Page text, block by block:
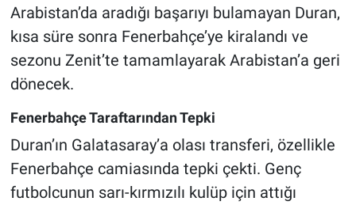
Arabistan’da aradığı başarıyı bulamayan Duran,
kısa süre sonra Fenerbahçe’ye kiralandı ve
sezonu Zenit’te tamamlayarak Arabistan’a geri
dönecek.
Fenerbahçe Taraftarından Tepki
Duran’ın Galatasaray’a olası transferi, özellikle
Fenerbahçe camiasında tepki çekti. Genç
futbolcunun sarı-kırmızılı kulüp için attığı